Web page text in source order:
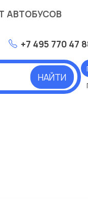
АВТОБУСОВ
+7 495 770 47
НАЙТИ